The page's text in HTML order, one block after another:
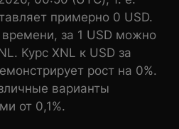
примерно 0 USD.
за 1 USD можно
Курс XNL к USD за
рост на 0%.
варианты
от 0,1%.